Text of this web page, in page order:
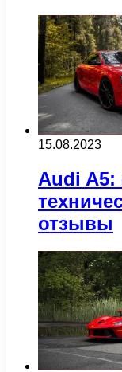
15.08.2023
Audi A5:
отзывы